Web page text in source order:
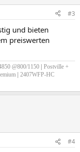
#3
und bieten
preiswerten
@800/1150 | Postville +
| 2407WFP-HC
#4